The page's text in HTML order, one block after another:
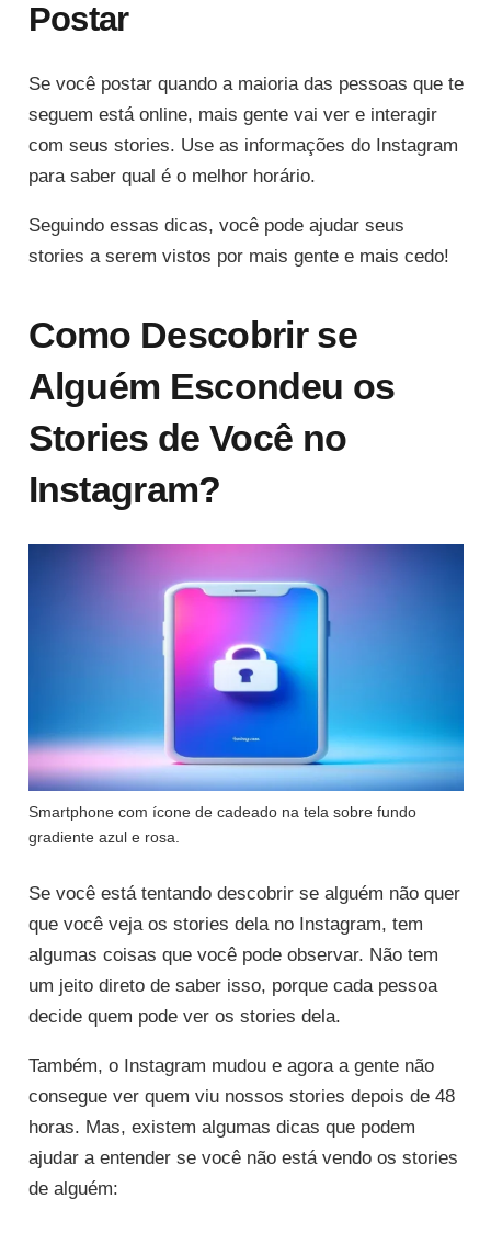
Postar
Se você postar quando a maioria das pessoas que te
seguem está online, mais gente vai ver e interagir
com seus stories. Use as informações do Instagram
para saber qual é o melhor horário.
Seguindo essas dicas, você pode ajudar seus
stories a serem vistos por mais gente e mais cedo!
Como Descobrir se
Alguém Escondeu os
Stories de Você no
Instagram?
Smartphone com ícone de cadeado na tela sobre fundo
gradiente azul e rosa.
Se você está tentando descobrir se alguém não quer
que você veja os stories dela no Instagram, tem
algumas coisas que você pode observar. Não tem
um jeito direto de saber isso, porque cada pessoa
decide quem pode ver os stories dela.
Também, o Instagram mudou e agora a gente não
consegue ver quem viu nossos stories depois de 48
horas. Mas, existem algumas dicas que podem
ajudar a entender se você não está vendo os stories
de alguém: